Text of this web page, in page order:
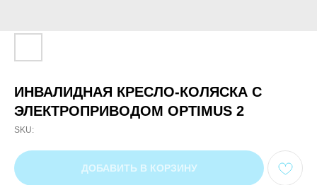
ИНВАЛИДНАЯ КРЕСЛО-КОЛЯСКА С
ЭЛЕКТРОПРИВОДОМ OPTIMUS 2
SKU:
ДОБАВИТЬ В КОРЗИНУ